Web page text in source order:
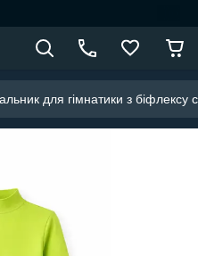
для гімнатики з біфлексу